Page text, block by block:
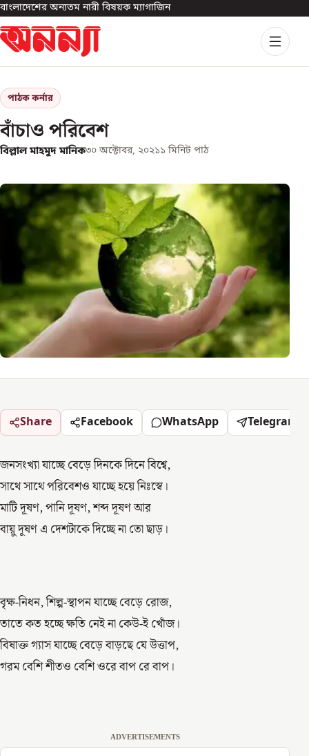
বাংলাদেশের অন্যতম নারী বিষয়ক ম্যাগাজিন
পাঠক কর্নার
বাঁচাও পরিবেশ
বিল্লাল মাহমুদ মানিক৩০ অক্টোবর, ২০২১১ মিনিট পাঠ
Share Facebook WhatsApp Telegram
জনসংখ্যা যাচ্ছে বেড়ে দিনকে দিনে বিশ্বে,
সাথে সাথে পরিবেশও যাচ্ছে হয়ে নিঃস্বে।
মাটি দূষণ, পানি দূষণ, শব্দ দূষণ আর
বায়ু দূষণ এ দেশটাকে দিচ্ছে না তো ছাড়।
বৃক্ষ-নিধন, শিল্প-স্থাপন যাচ্ছে বেড়ে রোজ,
তাতে কত হচ্ছে ক্ষতি নেই না কেউ-ই খোঁজ।
বিষাক্ত গ্যাস যাচ্ছে বেড়ে বাড়ছে যে উত্তাপ,
গরম বেশি শীতও বেশি ওরে বাপ রে বাপ।
ADVERTISEMENTS